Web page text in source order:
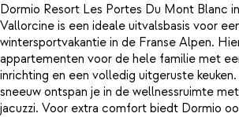
Dormio Resort Les Portes Du Mont Blanc
Vallorcine is een ideale uitvalsbasis voor
wintersportvakantie in de Franse Alpen. Hier vind je ruime
appartementen voor de hele familie met
inrichting en een volledig uitgeruste
sneeuw ontspan je in de wellnessruimte
jacuzzi. Voor extra comfort biedt Dormio